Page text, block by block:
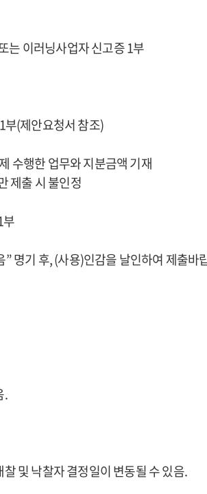
는 이러닝사업자 신고증 1부
(제안요청서 참조)
수행한 업무와 지분금액 기재
제출 시 불인정
명기 후, (사용)인감을 날인하여 제출바
.
및 낙찰자 결정일이 변동될 수 있음.